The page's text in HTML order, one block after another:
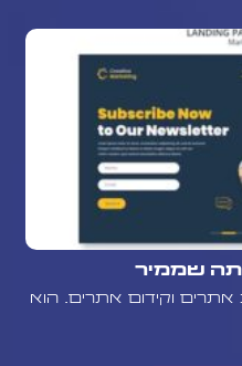
אתרים וקידום אתרים. הוא